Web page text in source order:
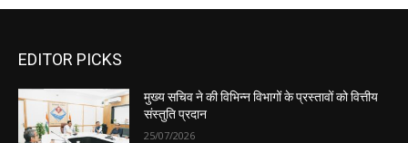
EDITOR PICKS
मुख्य सचिव ने की विभिन्न विभागों के प्रस्तावों को वित्तीय
संस्तुति प्रदान
25/07/2026